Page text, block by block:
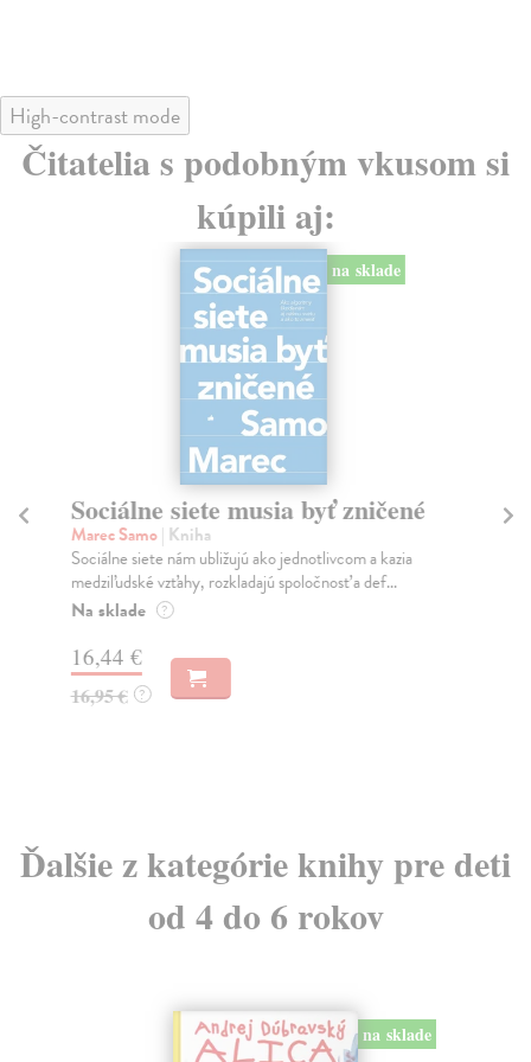
High-contrast mode
Čitatelia s podobným vkusom si
kúpili aj:
na sklade
Sociálne siete musia byť zničené
Marec Samo| Kniha
Sociálne siete nám ubližujú ako jednotlivcom a kazia
medziľudské vzťahy, rozkladajú spoločnosť a def...
Na sklade ?
16,44 €
16,95 € ?
Ďalšie z kategórie knihy pre deti
od 4 do 6 rokov
na sklade